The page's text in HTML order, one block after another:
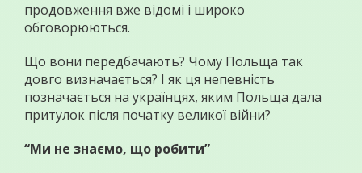
продовження вже відомі і широко
обговорюються.
Що вони передбачають? Чому Польща так
довго визначається? І як ця непевність
позначається на українцях, яким Польща дала
притулок після початку великої війни?
“Ми не знаємо, що робити”